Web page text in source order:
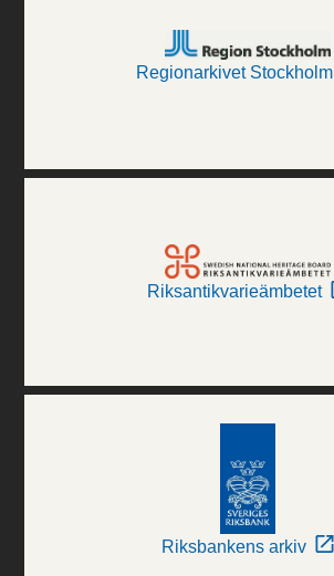
Regionarkivet Stockholm
Riksantikvarieämbetet
Riksbankens arkiv